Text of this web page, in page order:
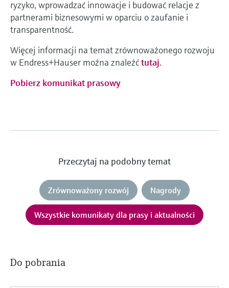
ryzyko, wprowadzać innowacje i budować relacje z
partnerami biznesowymi w oparciu o zaufanie i
transparentność.
Więcej informacji na temat zrównoważonego rozwoju
w Endress+Hauser można znaleźćtutaj.
Pobierz komunikat prasowy
Przeczytaj na podobny temat
Zrównoważony rozwój Nagrody
Wszystkie komunikaty dla prasy i aktualności
Do pobrania